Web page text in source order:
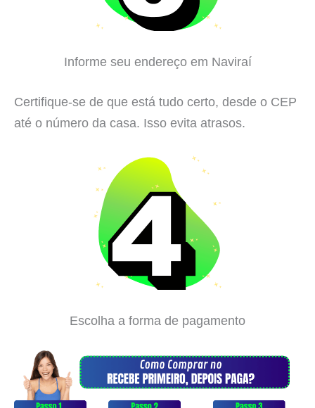
Informe seu endereço em Naviraí
Certifique-se de que está tudo certo, desde o CEP
até o número da casa. Isso evita atrasos.
Escolha a forma de pagamento